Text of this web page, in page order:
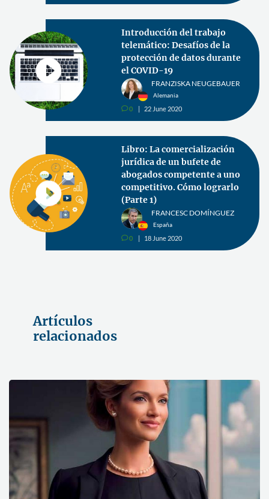
Introducción del trabajo
telemático: Desafíos de la
protección de datos durante
el COVID-19
FRANZISKA NEUGEBAUER
Alemania
v0 22 June 2020
Libro: La comercialización
jurídica de un bufete de
abogados competente a uno
competitivo. Cómo lograrlo
(Parte 1)
FRANCESC DOMÍNGUEZ
España
v0 18 June 2020
Artículos
relacionados